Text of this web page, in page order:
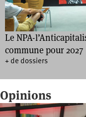
Le NPA-
commune pour 2027
+ de dossiers
Opinions